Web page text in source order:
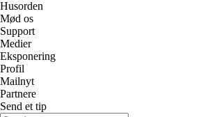
Husorden
Mød os
Support
Medier
Eksponering
Profil
Mailnyt
Partnere
Send et tip